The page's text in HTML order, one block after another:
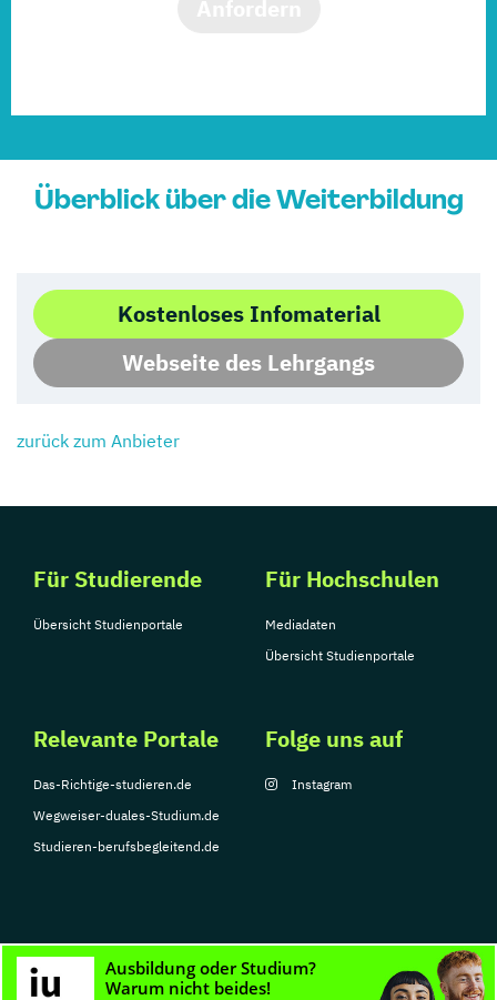
Überblick über die Weiterbildung
Kostenloses Infomaterial
Webseite des Lehrgangs
zurück zum Anbieter
Für Studierende
Übersicht Studienportale
Für Hochschulen
Mediadaten
Übersicht Studienportale
Relevante Portale
Das-Richtige-studieren.de
Wegweiser-duales-Studium.de
Studieren-berufsbegleitend.de
Folge uns auf
Instagram
© Copyright 2026, TarGroup Media GmbH